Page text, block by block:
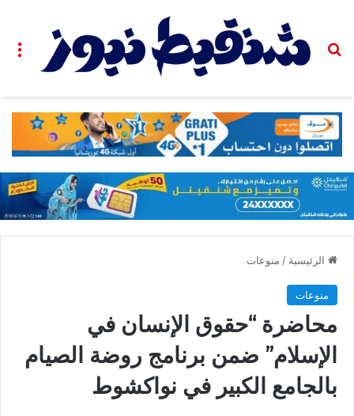
بحث عن
الرئيسية / منوعات
منوعات
محاضرة “حقوق الإنسان في
الإسلام” ضمن برنامج روضة الصيام
بالجامع الكبير في نواكشوط